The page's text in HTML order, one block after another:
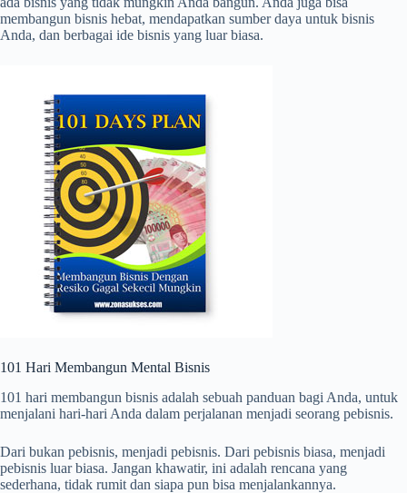
membangun bisnis hebat, mendapatkan sumber daya untuk bisnis
Anda, dan berbagai ide bisnis yang luar biasa.
101 Hari Membangun Mental Bisnis
101 hari membangun bisnis adalah sebuah panduan bagi Anda, untuk
menjalani hari-hari Anda dalam perjalanan menjadi seorang pebisnis.
Dari bukan pebisnis, menjadi pebisnis. Dari pebisnis biasa, menjadi
pebisnis luar biasa. Jangan khawatir, ini adalah rencana yang
sederhana, tidak rumit dan siapa pun bisa menjalankannya.